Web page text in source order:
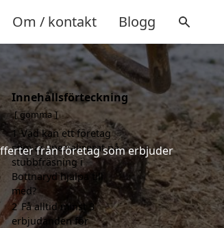
Om / kontakt Blogg
från företag som erbjuder
Innehållsförteckning
gömma
1 Vad kan ett företag
som är specialiserat på
stubbfräsning i
Bottnaryd hjälpa till
med?
2 Få alltid minst 3
erbjudanden för